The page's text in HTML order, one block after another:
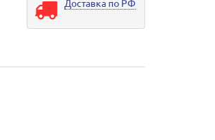
Доставка по РФ